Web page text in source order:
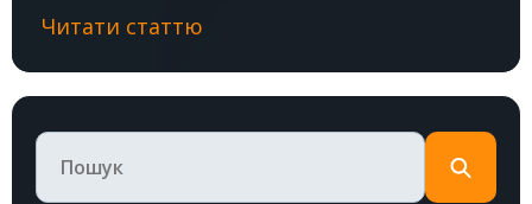
Читати статтю